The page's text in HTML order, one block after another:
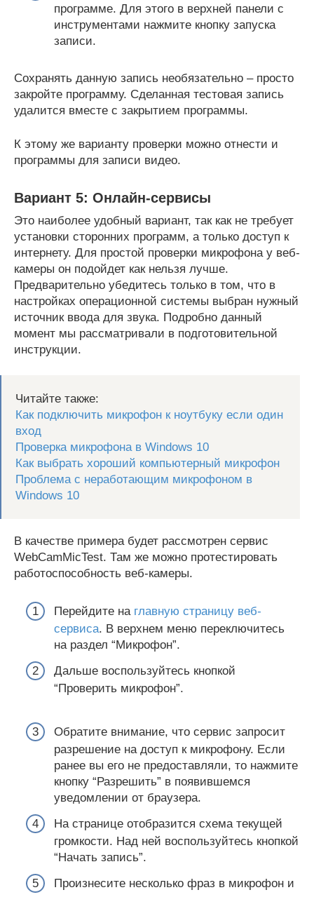
программе. Для этого в верхней панели с
инструментами нажмите кнопку запуска
записи.
Сохранять данную запись необязательно – просто
закройте программу. Сделанная тестовая запись
удалится вместе с закрытием программы.
К этому же варианту проверки можно отнести и
программы для записи видео.
Вариант 5: Онлайн-сервисы
Это наиболее удобный вариант, так как не требует
установки сторонних программ, а только доступ к
интернету. Для простой проверки микрофона у веб-
камеры он подойдет как нельзя лучше.
Предварительно убедитесь только в том, что в
настройках операционной системы выбран нужный
источник ввода для звука. Подробно данный
момент мы рассматривали в подготовительной
инструкции.
Читайте также:
Как подключить микрофон к ноутбуку если один
вход
Проверка микрофона в Windows 10
Как выбрать хороший компьютерный микрофон
Проблема с неработающим микрофоном в
Windows 10
В качестве примера будет рассмотрен сервис
WebCamMicTest. Там же можно протестировать
работоспособность веб-камеры.
Перейдите на главную страницу веб-
сервиса. В верхнем меню переключитесь
на раздел “Микрофон”.
Дальше воспользуйтесь кнопкой
“Проверить микрофон”.
Обратите внимание, что сервис запросит
разрешение на доступ к микрофону. Если
ранее вы его не предоставляли, то нажмите
кнопку “Разрешить” в появившемся
уведомлении от браузера.
На странице отобразится схема текущей
громкости. Над ней воспользуйтесь кнопкой
“Начать запись”.
Произнесите несколько фраз в микрофон и